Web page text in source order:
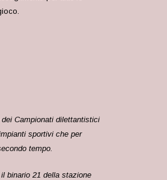
Campionati dilettantistici
sportivi che per
tempo.
binario 21 della stazione